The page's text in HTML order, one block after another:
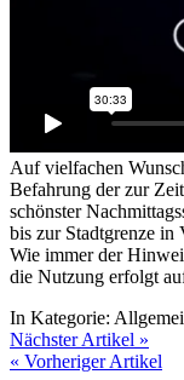
Auf vielfachen
Befahrung der zur
schönster
bis zur Stadtgrenze in
Wie immer der
die Nutzung erfolgt
In Kategorie:
Nächster Artikel »
« Vorheriger Artikel